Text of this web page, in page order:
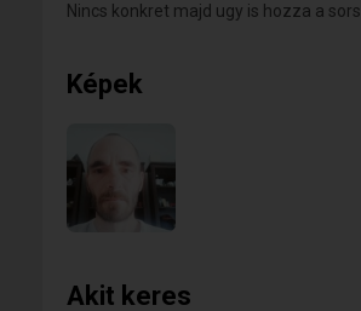
Nincs konkret majd ugy is hozza a sors
Képek
Akit keres